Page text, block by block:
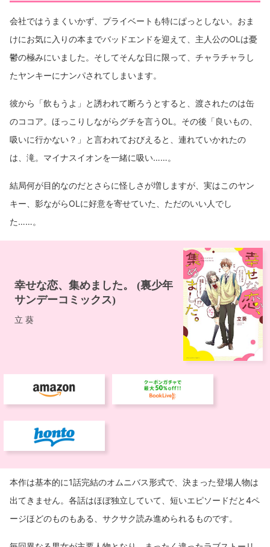
会社ではうまくいかず、プライベートも特にぱっとしない。おま
けにお気に入りの本までバッドエンドを迎えて、主人公のOLは憂
鬱の極みにいました。そしてそんな日に限って、チャラチャラし
たヤンキーにナンパされてしまいます。
彼から「飲もうよ」と誘われて断ろうとすると、渡されたのは缶
のココア。ほっこりしながらグチを言うOL。その後「良いもの、
吸いに行かない？」と言われておびえると、連れていかれたの
は、滝。マイナスイオンを一緒に吸い……。
結局何が目的なのだとさらに怪しさが増しますが、実はこのヤン
キー、影ながらOLに好意を寄せていた、ただのいい人でし
た……。
本作は基本的に1話完結のオムニバス形式で、決まった登場人物は
出てきません。各話はほぼ独立していて、短いエピソードだと4ペ
ージほどのものもある、サクサク読み進められるものです。